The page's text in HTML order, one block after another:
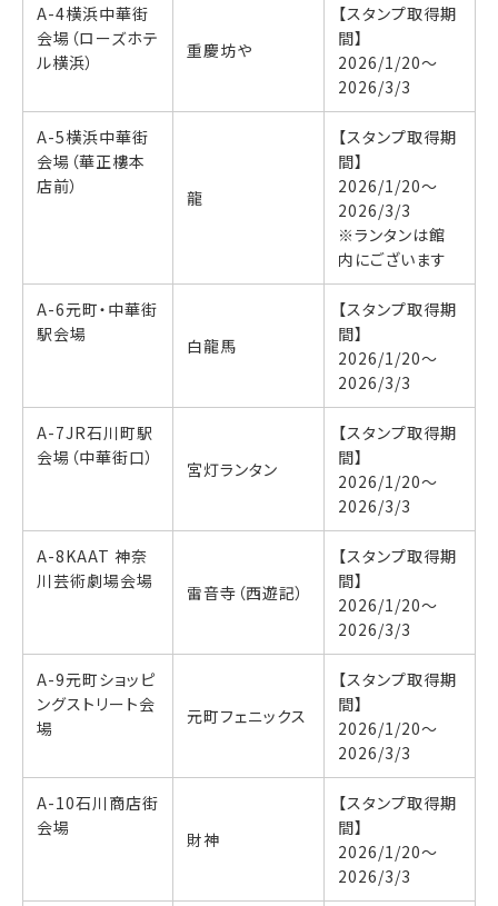
A-4横浜中華街
会場（ローズホテ
ル横浜）
重慶坊や
【スタンプ取得期
間】
2026/1/20〜
2026/3/3
A-5横浜中華街
会場（華正樓本
店前）
龍
【スタンプ取得期
間】
2026/1/20〜
2026/3/3
※ランタンは館
内にございます
A-6元町・中華街
駅会場
白龍馬
【スタンプ取得期
間】
2026/1/20〜
2026/3/3
A-7JR石川町駅
会場（中華街口）
宮灯ランタン
【スタンプ取得期
間】
2026/1/20〜
2026/3/3
A-8KAAT 神奈
川芸術劇場会場
雷音寺（西遊記）
【スタンプ取得期
間】
2026/1/20〜
2026/3/3
A-9元町ショッピ
ングストリート会
場
元町フェニックス
【スタンプ取得期
間】
2026/1/20〜
2026/3/3
A-10石川商店街
会場
財神
【スタンプ取得期
間】
2026/1/20〜
2026/3/3